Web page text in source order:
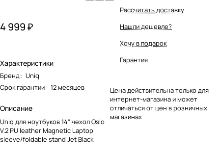
4 999 ₽
Характеристики
Бренд: Uniq
Срок гарантии: 12 месяцев
Описание
Uniq для ноутбуков 14" чехол Oslo
V.2 PU leather Magnetic Laptop
sleeve/foldable stand Jet Black
Рассчитать доставку
Нашли дешевле?
Хочу в подарок
Гарантия
Цена действительна только для
интернет-магазина и может
отличаться от цен в розничных
магазинах